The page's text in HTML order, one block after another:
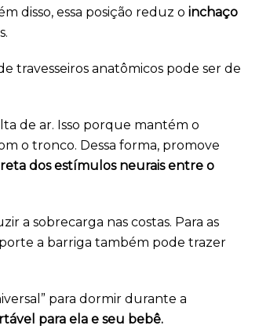
disso, essa posição reduz o inchaço
travesseiros anatômicos pode ser de
de ar. Isso porque mantém o
o tronco. Dessa forma, promove
dos estímulos neurais entre o
a sobrecarga nas costas. Para as
a barriga também pode trazer
para dormir durante a
para ela e seu bebê.